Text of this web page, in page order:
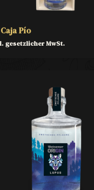
Pío
gesetzlicher MwSt.